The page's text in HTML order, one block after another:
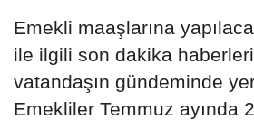
Emekli maaşlarına
ile ilgili son dakika
vatandaşın gündeminde yer
Emekliler Temmuz ayında